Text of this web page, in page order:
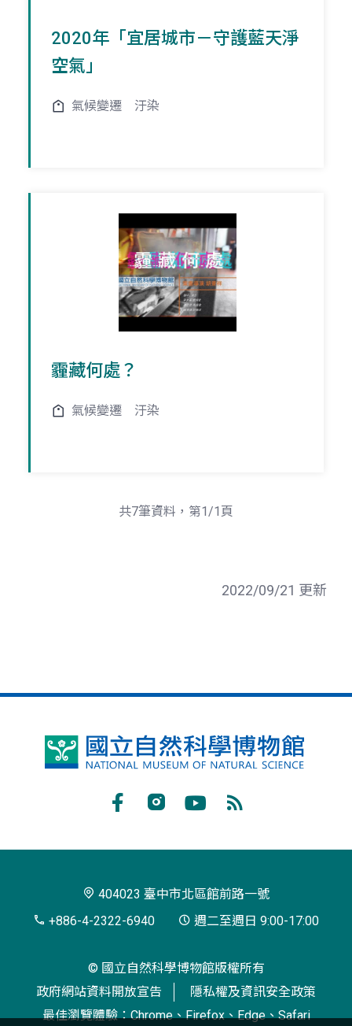
2020年「宜居城市－守護藍天淨
空氣」
氣候變遷 汙染
霾藏何處？
氣候變遷 汙染
共7筆資料，第1/1頁
2022/09/21 更新
國
博
閱
404023 臺中市北區館前路一號
+886-4-2322-6940
週二至週日 9:00-17:00
© 國立自然科學博物館版權所有
政府網站資料開放宣告
隱私權及資訊安全政策
最佳瀏覽體驗：Chrome、Firefox、Edge、Safari